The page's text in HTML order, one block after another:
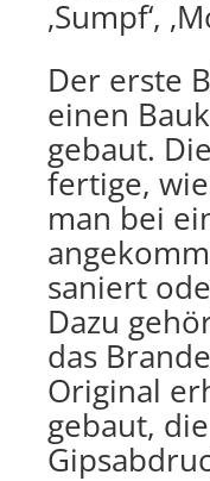
‚Sumpf‘,
Der erste
einen
gebaut.
fertige,
man bei
saniert
Dazu
das
Original
gebaut,